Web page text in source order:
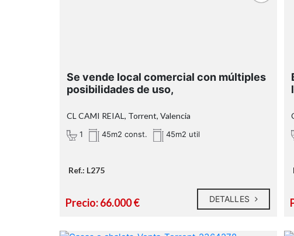
Se vende local comercial con múltiples
posibilidades de uso,
CL CAMI REIAL, Torrent, Valencia
1 45m2 const. 45m2 util
Ref.: L275
Precio: 66.000 € DETALLES